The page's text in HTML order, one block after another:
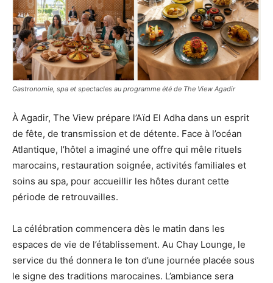
Gastronomie, spa et spectacles au programme été de The View Agadir
À Agadir, The View prépare l’Aïd El Adha dans un esprit
de fête, de transmission et de détente. Face à l’océan
Atlantique, l’hôtel a imaginé une offre qui mêle rituels
marocains, restauration soignée, activités familiales et
soins au spa, pour accueillir les hôtes durant cette
période de retrouvailles.
La célébration commencera dès le matin dans les
espaces de vie de l’établissement. Au Chay Lounge, le
service du thé donnera le ton d’une journée placée sous
le signe des traditions marocaines. L’ambiance sera